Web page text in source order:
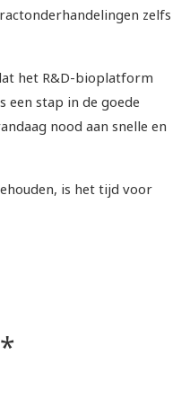
zelfs
het R&D-bioplatform
stap in de goede
nood aan snelle en
is het tijd voor